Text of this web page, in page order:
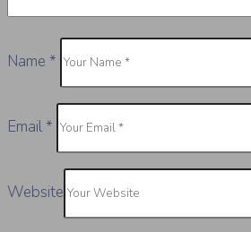
Name *
Email*
Website